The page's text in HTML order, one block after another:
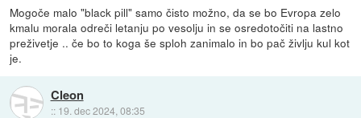
Mogoče malo "black pill" samo čisto možno, da se bo Evropa zelo
kmalu morala odreči letanju po vesolju in se osredotočiti na lastno
preživetje .. če bo to koga še sploh zanimalo in bo pač življu kul kot
je.
Cleon
:: 19. dec 2024, 08:35